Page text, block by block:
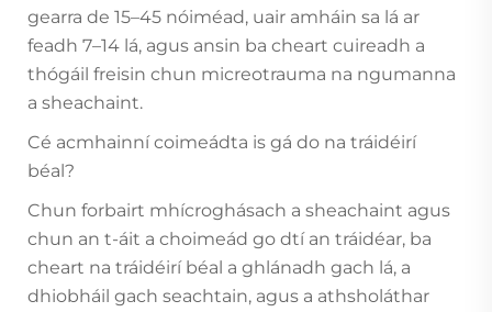
gearra de 15–45 nóiméad, uair amháin sa lá ar
feadh 7–14 lá, agus ansin ba cheart cuireadh a
thógáil freisin chun micreotrauma na ngumanna
a sheachaint.
Cé acmhainní coimeádta is gá do na tráidéirí
béal?
Chun forbairt mhícroghásach a sheachaint agus
chun an t-áit a choimeád go dtí an tráidéar, ba
cheart na tráidéirí béal a ghlánadh gach lá, a
dhiobháil gach seachtain, agus a athsholáthar